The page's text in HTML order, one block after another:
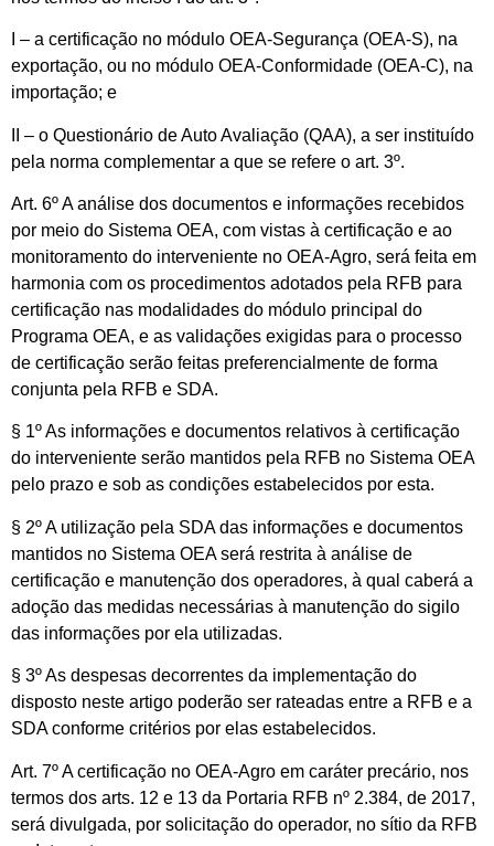
I – a certificação no módulo OEA-Segurança (OEA-S), na
exportação, ou no módulo OEA-Conformidade (OEA-C), na
importação; e
II – o Questionário de Auto Avaliação (QAA), a ser instituído
pela norma complementar a que se refere o art. 3º.
Art. 6º A análise dos documentos e informações recebidos
por meio do Sistema OEA, com vistas à certificação e ao
monitoramento do interveniente no OEA-Agro, será feita em
harmonia com os procedimentos adotados pela RFB para
certificação nas modalidades do módulo principal do
Programa OEA, e as validações exigidas para o processo
de certificação serão feitas preferencialmente de forma
conjunta pela RFB e SDA.
§ 1º As informações e documentos relativos à certificação
do interveniente serão mantidos pela RFB no Sistema OEA
pelo prazo e sob as condições estabelecidos por esta.
§ 2º A utilização pela SDA das informações e documentos
mantidos no Sistema OEA será restrita à análise de
certificação e manutenção dos operadores, à qual caberá a
adoção das medidas necessárias à manutenção do sigilo
das informações por ela utilizadas.
§ 3º As despesas decorrentes da implementação do
disposto neste artigo poderão ser rateadas entre a RFB e a
SDA conforme critérios por elas estabelecidos.
Art. 7º A certificação no OEA-Agro em caráter precário, nos
termos dos arts. 12 e 13 da Portaria RFB nº 2.384, de 2017,
será divulgada, por solicitação do operador, no sítio da RFB